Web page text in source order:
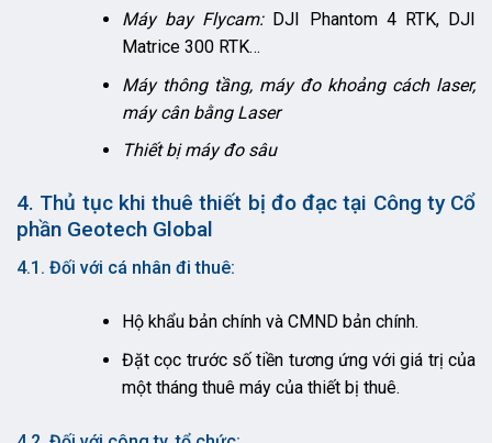
Máy bay Flycam:DJI Phantom 4 RTK, DJI
Matrice 300 RTK…
Máy thông tầng, máy đo khoảng cách laser,
máy cân bằng Laser
Thiết bị máy đo sâu
4. Thủ tục khi thuê thiết bị đo đạc tại Công ty Cổ
phần Geotech Global
4.1. Đối với cá nhân đi thuê:
Hộ khẩu bản chính và CMND bản chính.
Đặt cọc trước số tiền tương ứng với giá trị của
một tháng thuê máy của thiết bị thuê.